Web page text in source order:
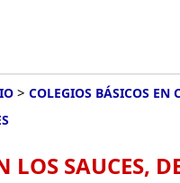
> COLEGIOS BÁSICOS EN
LOS SAUCES,